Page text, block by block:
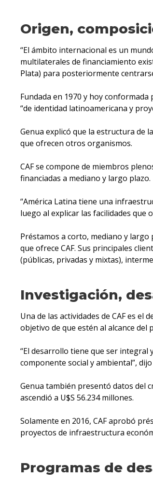
Origen,
“El ámbito internacional es un
multilaterales de financiamiento
Plata) para posteriormente
Fundada en 1970 y hoy
“de identidad latinoamericana y
Genua explicó que la estructura de
que ofrecen otros organismos.
CAF se compone de miembros
financiadas a mediano y largo plazo.
“América Latina tiene una
luego al explicar las facilidades que
Préstamos a corto, mediano y
que ofrece CAF. Sus principales
(públicas, privadas y mixtas),
Investigación,
Una de las actividades de CAF es
objetivo de que estén al alcance del
“El desarrollo tiene que ser integral
componente social y ambiental”,
Genua también presentó datos del
ascendió a U$S 56.234 millones.
Solamente en 2016, CAF aprobó
proyectos de infraestructura
Programas de